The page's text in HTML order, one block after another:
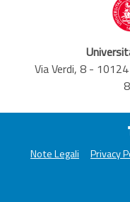
Via Verdi, 8 -
Note Legali Privacy